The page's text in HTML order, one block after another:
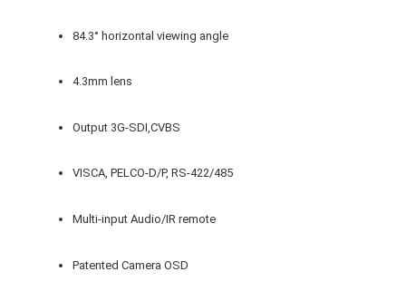
84.3° horizontal viewing angle
4.3mm lens
Output 3G-SDI,CVBS
VISCA, PELCO-D/P, RS-422/485
Multi-input Audio/IR remote
Patented Camera OSD